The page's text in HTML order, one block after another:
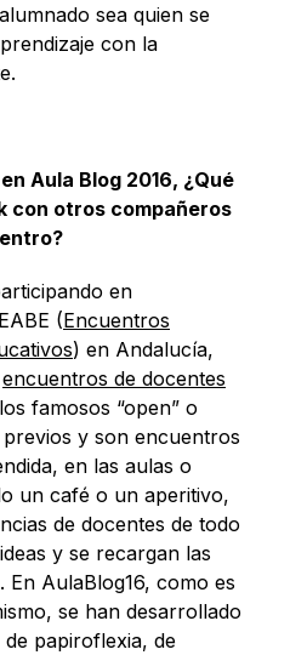
sea quien se
con la
Aula Blog 2016, ¿Qué
con otros compañeros
en
(Encuentros
) en Andalucía,
encuentros de docentes
famosos “open” o
y son encuentros
en las aulas o
un café o un aperitivo,
de docentes de todo
y se recargan las
En AulaBlog16, como es
se han desarrollado
papiroflexia, de